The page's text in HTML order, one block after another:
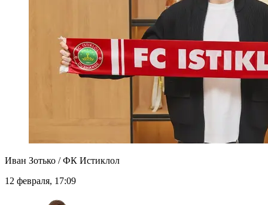
Иван Зотько / ФК Истиклол
12 февраля, 17:09